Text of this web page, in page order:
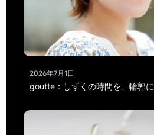
2026年7月1日
goutte：しずくの時間を、輪郭に